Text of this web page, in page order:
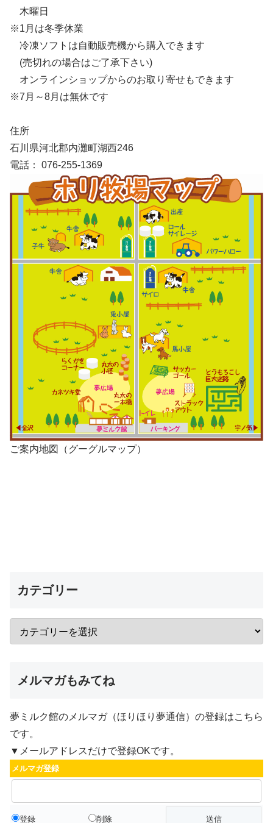
木曜日
※1月は冬季休業
冷凍ソフトは自動販売機から購入できます
(売切れの場合はご了承下さい)
オンラインショップからのお取り寄せもできます
※7月～8月は無休です
住所
石川県河北郡内灘町湖西246
電話： 076-255-1369
ご案内地図（グーグルマップ）
カテゴリー
メルマガもみてね
夢ミルク館のメルマガ（ほりほり夢通信）の登録はこちら
です。
▼メールアドレスだけで登録OKです。
メルマガ登録
登録 削除